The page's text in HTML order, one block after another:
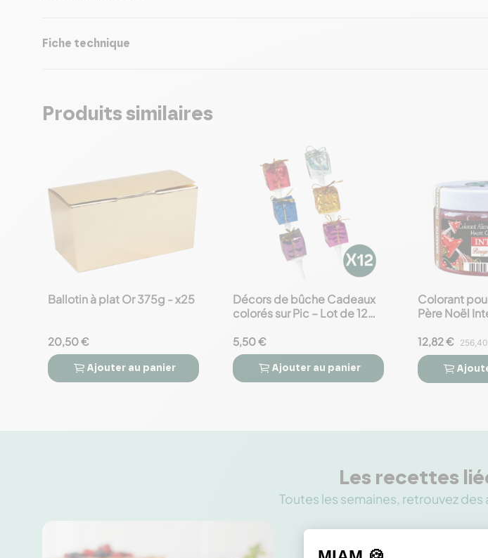
Fiche technique
Produits similaires
favorite_border
Ballotin à plat Or 375g - x25
20,50 €
 
Ajouter au panier
favorite_border
Décors de bûche Cadeaux
colorés sur Pic – Lot de 12
5,50 €
 
Ajouter au panier
favorite_border
Colorant
Père Noël
12,82 €
 
Les recettes
Toutes les semaines, retrouvez